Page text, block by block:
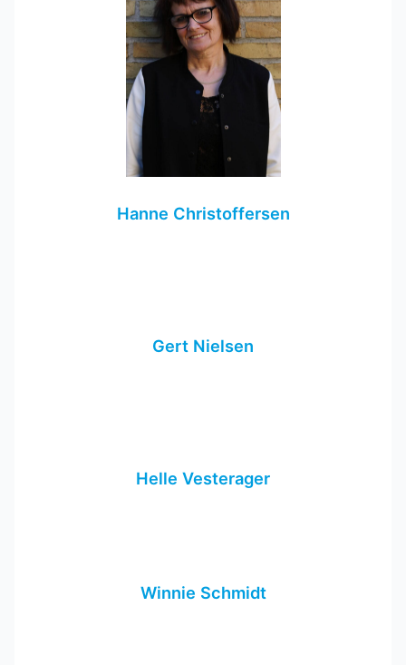
Hanne Christoffersen
Gert Nielsen
Helle Vesterager
Winnie Schmidt